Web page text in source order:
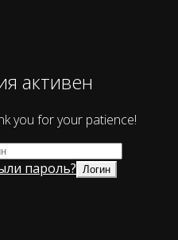
активен
you for your patience!
пароль?